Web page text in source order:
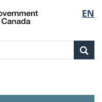
de
la
EN
Government